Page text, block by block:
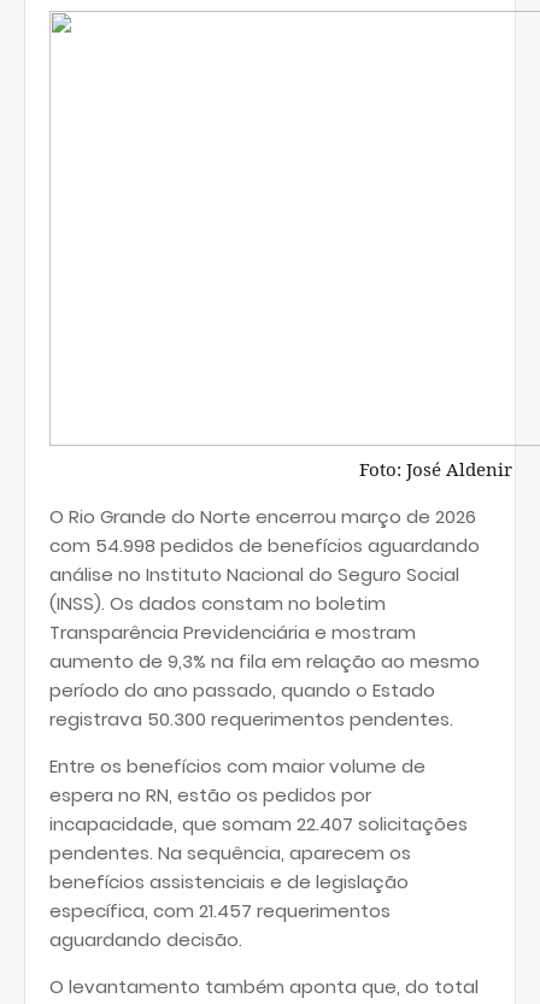
Foto: José Aldenir
O Rio Grande do Norte encerrou março de 2026
com 54.998 pedidos de benefícios aguardando
análise no Instituto Nacional do Seguro Social
(INSS). Os dados constam no boletim
Transparência Previdenciária e mostram
aumento de 9,3% na fila em relação ao mesmo
período do ano passado, quando o Estado
registrava 50.300 requerimentos pendentes.
Entre os benefícios com maior volume de
espera no RN, estão os pedidos por
incapacidade, que somam 22.407 solicitações
pendentes. Na sequência, aparecem os
benefícios assistenciais e de legislação
específica, com 21.457 requerimentos
aguardando decisão.
O levantamento também aponta que, do total